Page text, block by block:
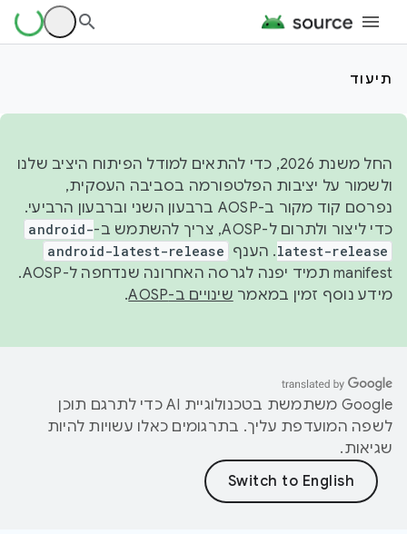
תיעוד
החל משנת 2026, כדי להתאים למודל הפיתוח היציב שלנו
ולשמור על יציבות הפלטפורמה בסביבה העסקית,
נפרסם קוד מקור ב-AOSP ברבעון השני וברבעון הרביעי.
כדי ליצור ולתרום ל-AOSP, צריך להשתמש ב-
android-
latest-release. הענף android-latest-release
manifest תמיד יפנה לגרסה האחרונה שנדחפה ל-AOSP.
מידע נוסף זמין במאמר שינויים ב-AOSP .
‫Google משתמשת בטכנולוגיית AI כדי לתרגם תוכן
לשפה המועדפת עליך. בתרגומים כאלו עשויות להיות
שגיאות.